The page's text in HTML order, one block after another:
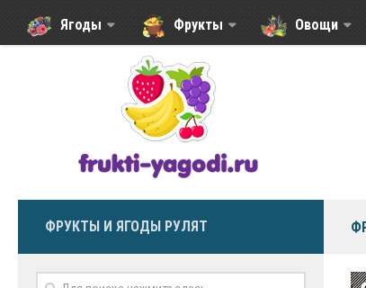
Ягоды Фрукты Овощи
ФРУКТЫ И ЯГОДЫ РУЛЯТ